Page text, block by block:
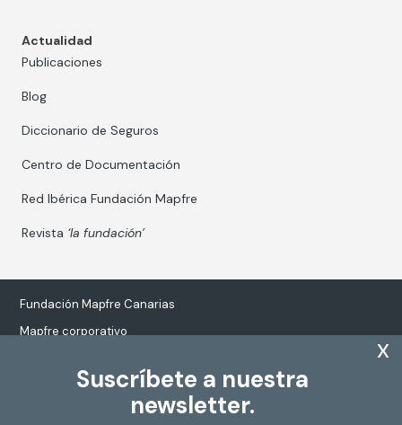
Suscríbete a nuestra
newsletter.
x
Actualidad
Publicaciones
Blog
Diccionario de Seguros
Centro de Documentación
Red Ibérica Fundación Mapfre
Revista ‘la fundación’
Fundación Mapfre Canarias
Mapfre corporativo
Tratamiento de datos personales